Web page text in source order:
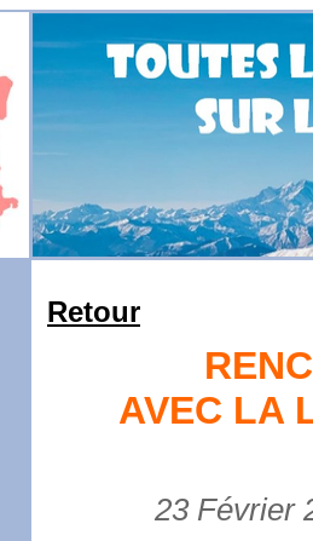
Retour
AVEC LA
23 Février